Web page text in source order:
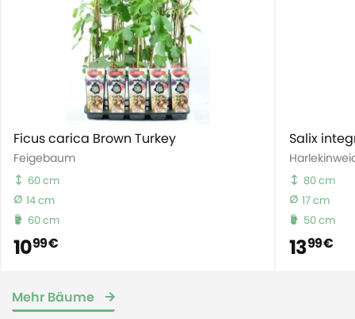
Ficus carica Brown Turkey
Feigebaum
60 cm
14 cm
60 cm
1099 €
Salix
80 cm
17 cm
50 cm
1399 €
Mehr Bäume